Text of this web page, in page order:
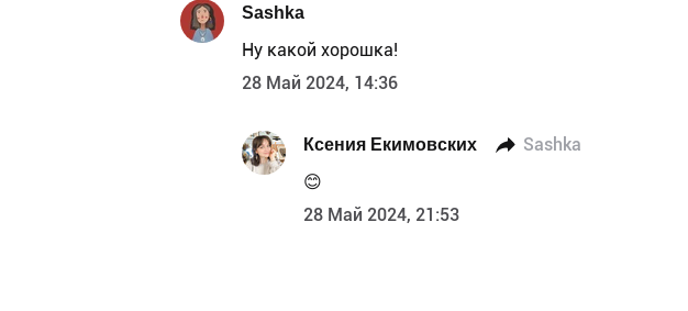
Sashka
Ну какой хорошка!
28 Май 2024, 14:36
Ксения Екимовских Sashka
😊
28 Май 2024, 21:53